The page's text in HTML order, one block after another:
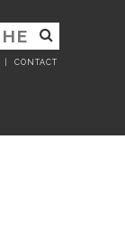
CONTACT